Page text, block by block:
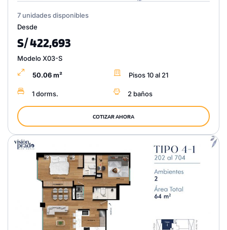
7 unidades disponibles
Desde
S/ 422,693
Modelo X03-S
50.06 m² Pisos 10 al 21
1 dorms. 2 baños
COTIZAR AHORA